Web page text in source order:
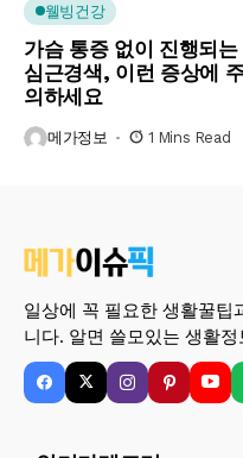
웰빙건강
가슴 통증 없이 진행되는
심근경색, 이런 증상에
의하세요
메가정보 1 Mins Read
일상에 꼭 필요한 생활꿀팁
니다. 알면 쓸모있는 생활